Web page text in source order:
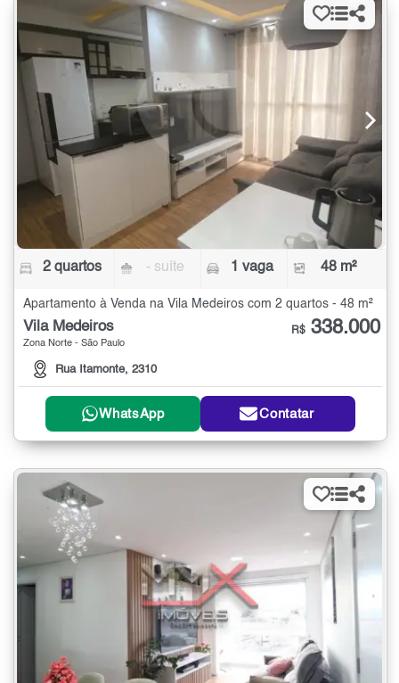
2 quartos - suíte 1 vaga 48 m²
Apartamento à Venda na Vila Medeiros com 2 quartos - 48 m²
Vila Medeiros
Zona Norte - São Paulo
Rua Itamonte, 2310
R$ 338.000
WhatsApp Contatar